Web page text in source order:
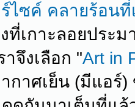
ไซค์ คลายร้อนที่
ที่เกาะลอยประ
าจึงเลือก "Art in
กาศเย็น (มีแอร์